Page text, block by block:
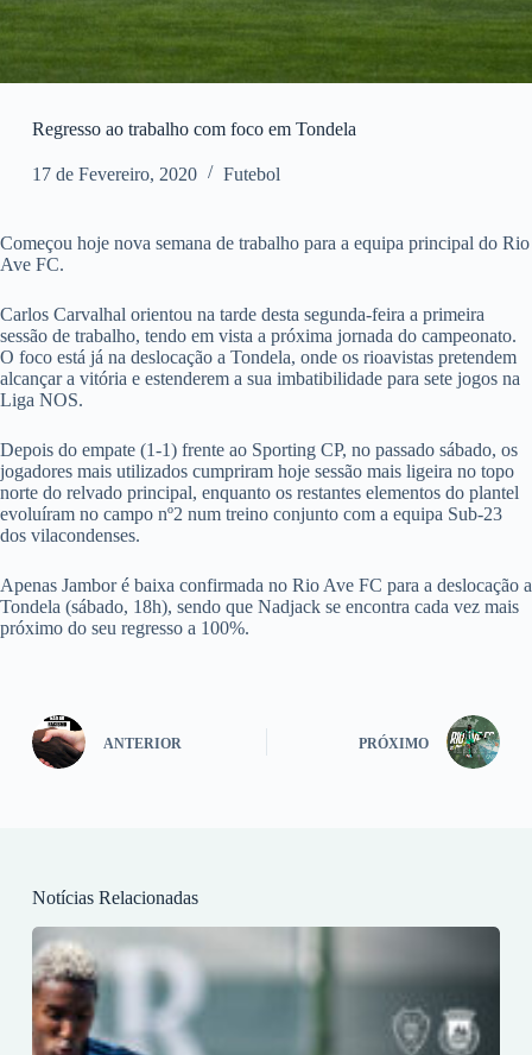
Regresso ao trabalho com foco em Tondela
17 de Fevereiro, 2020 Futebol
Começou hoje nova semana de trabalho para a equipa principal do Rio
Ave FC.
Carlos Carvalhal orientou na tarde desta segunda-feira a primeira
sessão de trabalho, tendo em vista a próxima jornada do campeonato.
O foco está já na deslocação a Tondela, onde os rioavistas pretendem
alcançar a vitória e estenderem a sua imbatibilidade para sete jogos na
Liga NOS.
Depois do empate (1-1) frente ao Sporting CP, no passado sábado, os
jogadores mais utilizados cumpriram hoje sessão mais ligeira no topo
norte do relvado principal, enquanto os restantes elementos do plantel
evoluíram no campo nº2 num treino conjunto com a equipa Sub-23
dos vilacondenses.
Apenas Jambor é baixa confirmada no Rio Ave FC para a deslocação a
Tondela (sábado, 18h), sendo que Nadjack se encontra cada vez mais
próximo do seu regresso a 100%.
ANTERIOR PRÓXIMO
Notícias Relacionadas